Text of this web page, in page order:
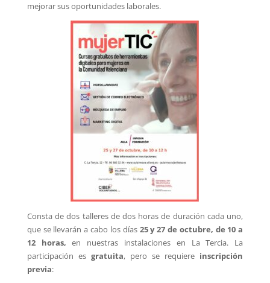
mejorar sus oportunidades laborales.
Consta de dos talleres de dos horas de duración cada uno,
que se llevarán a cabo los días 25 y 27 de octubre, de 10 a
12 horas, en nuestras instalaciones en La Tercia. La
participación es gratuita, pero se requiere inscripción
previa: